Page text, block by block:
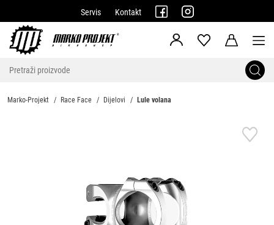
Servis Kontakt
Marko-Projekt Race Face Dijelovi Lule volana